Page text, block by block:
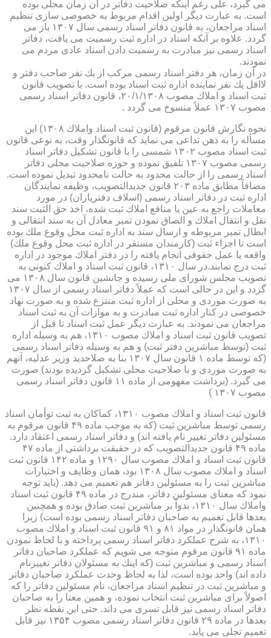
می گیرد، علی رغم اینكه صلاحیت دفاتر در آن زمان محلی بوده
است. به عبارت دیگر اولین اقدام مربوط به خصوصی سازی تنظیم
اسناد مراجعان، به قانون دفاتر اسناد رسمی سال ۱۳۰۷ باز می
گردد. علاوه بر آنكه اسناد در اداره ثبت رسمیت می یافت، دفاتر
اسناد رسمی نیز مبادرت به رسمیت دادن اسناد عادی مردم می
نمودند.
در آن زمان، هر دفتر اسناد رسمی مركب از یك نفر صاحب دفتر و
لااقل یك نفر نماینده اداره ثبت اسناد بوده است. با تصویب قانون
ثبت اسناد و املاك مصوب ۲۰/۱/۱۳۰۸، قانون دفاتر اسناد رسمی
مصوب ۱۳۰۷ عملاً منسوخ می گردد .
نحوه نگارش قانون مرقوم (قانون ثبت اسناد واملاك ۱۳۰۸) این
مسأله را به ذهن تداعی می نماید كه قانونگذار وقت، به نوعی قانون
ثبت اسناد مصوب ۱۳۰۲ شمسی را با قانون تشكیل دفاتر اسناد
رسمی مصوب ۱۳۰۷ تلفیق نموده و حوزه صلاحیت محلی دفاتر
اسناد رسمی را از حالت محدود به حالت نامحدود تبدیل نموده است.
مضافاً مطابق ماده ۲۰۳ قانون جدیدالتصویب، وظیفه نمایندگان
اداره ثبت در دفاتر اسناد رسمی (اسلاف دفتریاران) در مورد
معاملات راجع به عین یا منافع املاك ثبت شده، اخذ حق الثبت سند
نقل و انتقال املاك و الصاق نمودن تمبر معادل آن به سند انتقالی و
ابطال تمبر مربوطه و ارسال سند به اداره ثبت محل وقوع ملك بوده
است تا اجزاء ثبت (كارمندان مستقر در اداره ثبت محل وقوع ملك)
واقعه یا عمل حقوقی انجام یافته را در دفتر املاك موجود در اداره
ثبت درج نمایند.در سال ۱۳۱۰، قانون ثبت اسناد و املاك كنونی به
تصویب مجلس شورای ملی رسیده و جانشین قانون سال ۱۳۰۸ می
گردد و این در حالی است كه عملاً دفاتر اسناد رسمی از سال ۱۳۰۷
به صورت موردی و محلی از اداره ثبت منتزع شده و به صورت نهاد
خصوصی در كنار اداره ثبت مبادرت و به موازات آن به ثبت اسناد
مراجعان می نمودند. به عبارت دیگر عمل ثبت اسناد تا قبل از
تصویب قانون ثبت اسناد و املاك مصوب ۱۳۱۰، هم به وسیله اداره
ثبت (توسط مباشرین دفتر ثبت) و هم به وسیله دفاتر اسناد رسمی
(كه توسط ماده ۱ قانون سال ۱۳۰۷ بنا به صلاحدید وزیر عدلیه، آنهم
به صورت موردی و با صلاحیت محلی تشكیل گردیده بودند) صورت
می گیرد. (برداشت مفهومی از ماده ۱۱ قانون دفاتر اسناد رسمی
مصوب ۱۳۰۷ )
قانون ثبت اسناد و املاك مصوب ۱۳۱۰، كماكان به ثبت توأمان اسناد
رسمی توسط مباشرین ثبت (كه به موجب ماده ۴۹ قانون مرقوم به
مسئولین دفاتر تغییر نام یافته اند) و دفاتر اسناد رسمی اعتقاد دارد.
ماده ۴۹ قانون جدیدالتصویب كه در حقیقت برداشتی از ماده ۴۷
قانون ثبت اسناد و املاك مصوب سال ۱۲۹۰ و ماده ۱۴۲ قانون ثبت
اسناد و املاك مصوب سال ۱۳۰۸ بود، همان وظایف و اختیارات
مباشرین ثبت را به مسئولین دفاتر هم تعمیم می دهد. (باید توجه
نمود كه معنای مسئولین دفاتر، مندرج در ماده ۴۹ قانون ثبت اسناد
واملاك سال ۱۳۱۰، بدواً بر مباشرین ثبت صادق بوده و همچنین
بعدها قابل تعمیم به صاحبان دفاتر اسناد رسمی بوده است) زیرا
همان قانونگذار در مواد ۸۱ و ۹۱ قانون ثبت اسناد و املاك مصوب
۱۳۱۰، به شرح عملكرد دفاتر اسناد رسمی پرداخته و با لحاظ نمودن
ماده ۹۱ قانون مرقوم متوجه می شویم كه عملكرد صاحبان دفاتر
اسناد رسمی و مباشرین ثبت (كه اینك به مسئولان دفاتر تغییرنام
داده اند) واحد بوده است، لذا به لحاظ وحدت عملكرد صاحبان دفاتر
و مباشرین ثبت در تنظیم اسناد مراجعان، نام مسئولین دفاتر را كه
اصولاً برای مباشرین ثبت انتخاب نموده، و همین معنا را به صاحبان
دفاتر اسناد رسمی نیز قابل تسری می داند. حتی این نقطه نظر
بعدها در ماده ۲۹ قانون دفاتر اسناد رسمی مصوب ۱۳۵۴ نیز قابل
تعمیم تجلی می یابد.